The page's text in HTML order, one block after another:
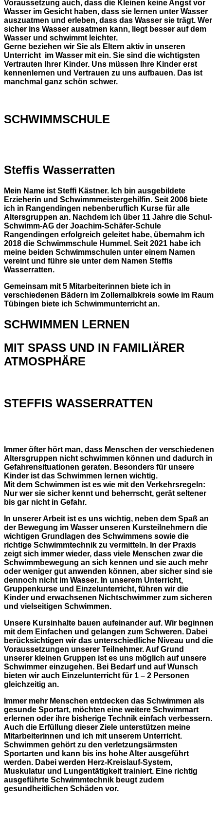
Voraussetzung auch, dass die Kleinen keine Angst vor
Wasser im Gesicht haben, dass sie lernen unter Wasser
auszuatmen und erleben, dass das Wasser sie trägt. Wer
sicher ins Wasser ausatmen kann, liegt besser auf dem
Wasser und schwimmt leichter.
Gerne beziehen wir Sie als Eltern aktiv in unseren
Unterricht im Wasser mit ein. Sie sind die wichtigsten
Vertrauten Ihrer Kinder. Uns müssen Ihre Kinder erst
kennenlernen und Vertrauen zu uns aufbauen. Das ist
manchmal ganz schön schwer.
SCHWIMMSCHULE
Steffis Wasserratten
Mein Name ist Steffi Kästner. Ich bin ausgebildete
Erzieherin und Schwimmmeistergehilfin. Seit 2006 biete
ich in Rangendingen nebenberuflich Kurse für alle
Altersgruppen an. Nachdem ich über 11 Jahre die Schul-
Schwimm-AG der Joachim-Schäfer-Schule
Rangendingen erfolgreich geleitet habe, übernahm ich
2018 die Schwimmschule Hummel. Seit 2021 habe ich
meine beiden Schwimmschulen unter einem Namen
vereint und führe sie unter dem Namen Steffis
Wasserratten.
Gemeinsam mit 5 Mitarbeiterinnen biete ich in
verschiedenen Bädern im Zollernalbkreis sowie im Raum
Tübingen biete ich Schwimmunterricht an.
SCHWIMMEN LERNEN
MIT SPASS UND IN FAMILIÄRER
ATMOSPHÄRE
STEFFIS WASSERRATTEN
Immer öfter hört man, dass Menschen der verschiedenen
Altersgruppen nicht schwimmen können und dadurch in
Gefahrensituationen geraten. Besonders für unsere
Kinder ist das Schwimmen lernen wichtig.
Mit dem Schwimmen ist es wie mit den Verkehrsregeln:
Nur wer sie sicher kennt und beherrscht, gerät seltener
bis gar nicht in Gefahr.
In unserer Arbeit ist es uns wichtig, neben dem Spaß an
der Bewegung im Wasser unseren Kursteilnehmern die
wichtigen Grundlagen des Schwimmens sowie die
richtige Schwimmtechnik zu vermitteln. In der Praxis
zeigt sich immer wieder, dass viele Menschen zwar die
Schwimmbewegung an sich kennen und sie auch mehr
oder weniger gut anwenden können, aber sicher sind sie
dennoch nicht im Wasser. In unserem Unterricht,
Gruppenkurse und Einzelunterricht, führen wir die
Kinder und erwachsenen Nichtschwimmer zum sicheren
und vielseitigen Schwimmen.
Unsere Kursinhalte bauen aufeinander auf. Wir beginnen
mit dem Einfachen und gelangen zum Schweren. Dabei
berücksichtigen wir das unterschiedliche Niveau und die
Voraussetzungen unserer Teilnehmer. Auf Grund
unserer kleinen Gruppen ist es uns möglich auf unsere
Schwimmer einzugehen. Bei Bedarf und auf Wunsch
bieten wir auch Einzelunterricht für 1 – 2 Personen
gleichzeitig an.
Immer mehr Menschen entdecken das Schwimmen als
gesunde Sportart, möchten eine weitere Schwimmart
erlernen oder ihre bisherige Technik einfach verbessern.
Auch die Erfüllung dieser Ziele unterstützen meine
Mitarbeiterinnen und ich mit unserem Unterricht.
Schwimmen gehört zu den verletzungsärmsten
Sportarten und kann bis ins hohe Alter ausgeführt
werden. Dabei werden Herz-Kreislauf-System,
Muskulatur und Lungentätigkeit trainiert. Eine richtig
ausgeführte Schwimmtechnik beugt zudem
gesundheitlichen Schäden vor.